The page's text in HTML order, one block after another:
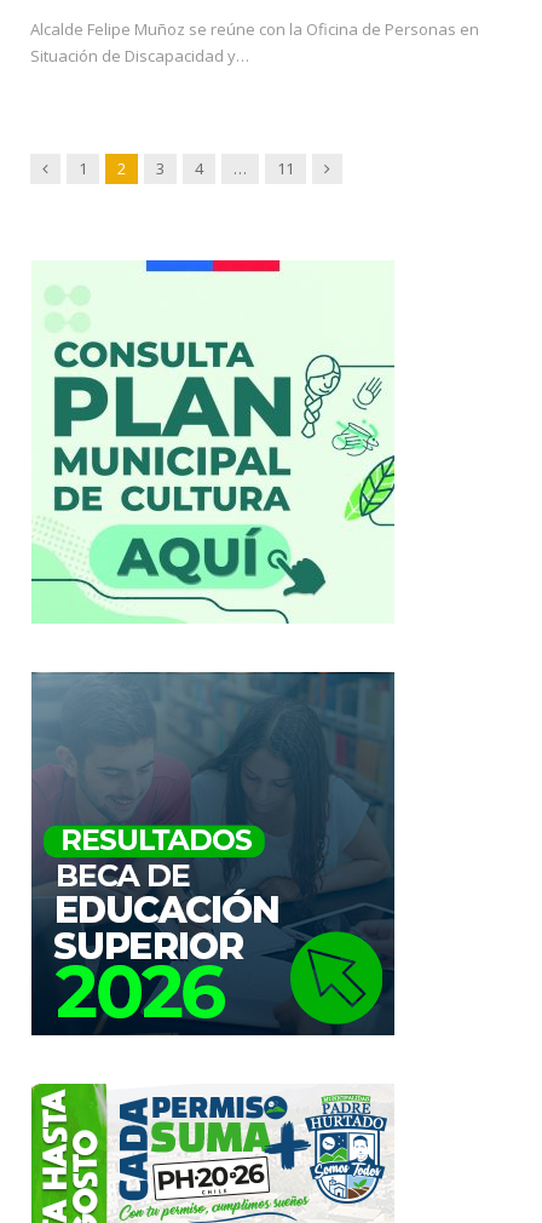
Alcalde Felipe Muñoz se reúne con la Oficina de Personas en
Situación de Discapacidad y…
Previous
1 2 3 4 … 11 Next